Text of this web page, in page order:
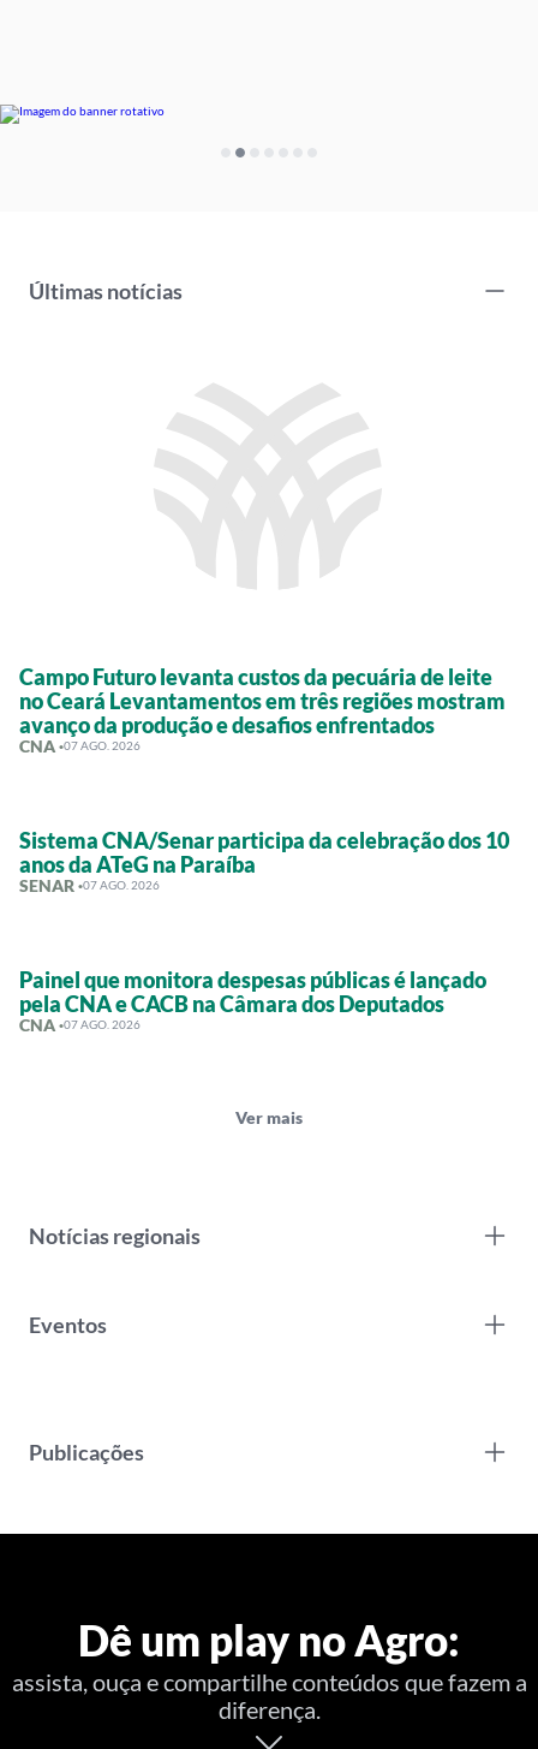
Últimas notícias
Campo Futuro levanta custos da pecuária de leite
no Ceará Levantamentos em três regiões mostram
avanço da produção e desafios enfrentados
CNA ·07 AGO. 2026
Sistema CNA/Senar participa da celebração dos 10
anos da ATeG na Paraíba
SENAR ·07 AGO. 2026
Painel que monitora despesas públicas é lançado
pela CNA e CACB na Câmara dos Deputados
CNA ·07 AGO. 2026
Ver mais
Notícias regionais
Eventos
Publicações
Dê um play no Agro:
assista, ouça e compartilhe conteúdos que fazem a
diferença.